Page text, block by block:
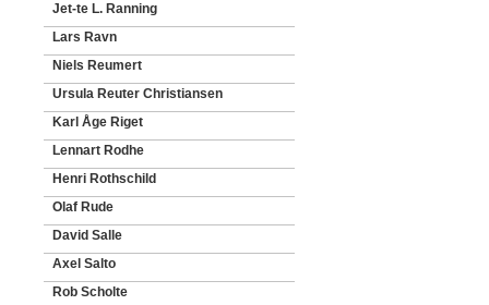
Jet-te L. Ranning
Lars Ravn
Niels Reumert
Ursula Reuter Christiansen
Karl Åge Riget
Lennart Rodhe
Henri Rothschild
Olaf Rude
David Salle
Axel Salto
Rob Scholte